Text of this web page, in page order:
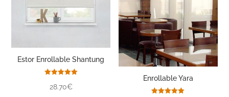
Estor Enrollable Shantung
con
28.70€
Enrollable Yara